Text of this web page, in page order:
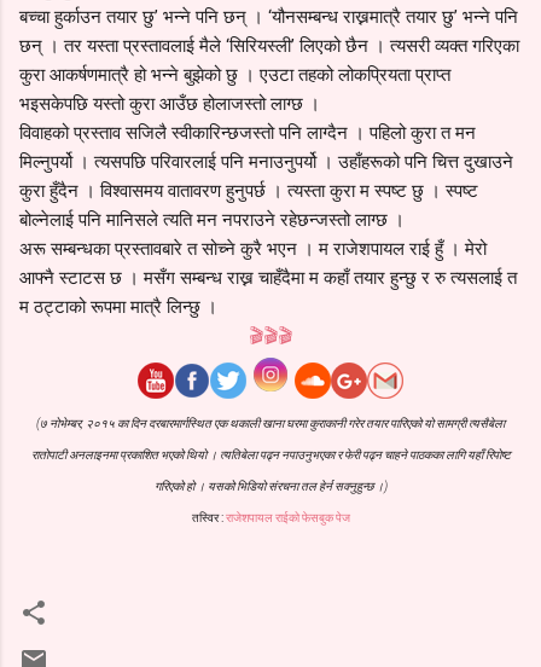
बच्चा हुर्काउन तयार छु’ भन्ने पनि छन् । ‘यौनसम्बन्ध राख्नमात्रै तयार छु’ भन्ने पनि
छन् । तर यस्ता प्रस्तावलाई मैले ‘सिरियस्ली’ लिएको छैन । त्यसरी व्यक्त गरिएका
कुरा आकर्षणमात्रै हो भन्ने बुझेको छु । एउटा तहको लोकप्रियता प्राप्त
भइसकेपछि यस्तो कुरा आउँछ होलाजस्तो लाग्छ ।
विवाहको प्रस्ताव सजिलै स्वीकारिन्छजस्तो पनि लाग्दैन । पहिलो कुरा त मन
मिल्नुपर्यो । त्यसपछि परिवारलाई पनि मनाउनुपर्यो । उहाँहरूको पनि चित्त दुखाउने
कुरा हुँदैन । विश्वासमय वातावरण हुनुपर्छ । त्यस्ता कुरा म स्पष्ट छु । स्पष्ट
बोल्नेलाई पनि मानिसले त्यति मन नपराउने रहेछन्जस्तो लाग्छ ।
अरू सम्बन्धका प्रस्तावबारे त सोच्ने कुरै भएन । म राजेशपायल राई हुँ । मेरो
आफ्नै स्टाटस छ । मसँग सम्बन्ध राख्न चाहँदैमा म कहाँ तयार हुन्छु र रु त्यसलाई त
म ठट्टाको रूपमा मात्रै लिन्छु ।
🎬🎬🎬
(७ नोभेम्बर, २०१५ का दिन दरबारमार्गस्थित एक थकाली खाना घरमा कुराकानी गरेर तयार पारिएको यो सामग्री त्यसैबेला
रातोपाटी अनलाइनमा प्रकाशित भएको थियो । त्यतिबेला पढ्न नपाउनुभएका र फेरी पढ्न चाहने पाठकका लागि यहाँ रिपोष्ट
गरिएको हो । यसको भिडियो संरचना तल हेर्न सक्नुहुन्छ ।)
तस्विर :राजेशपायल राईको फेसबुक पेज